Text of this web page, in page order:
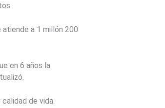
atiende a 1 millón 200
en 6 años la
de vida.